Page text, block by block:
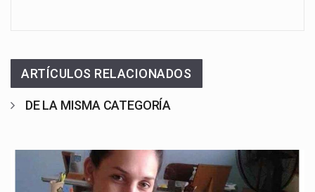
ARTÍCULOS RELACIONADOS
DE LA MISMA CATEGORÍA